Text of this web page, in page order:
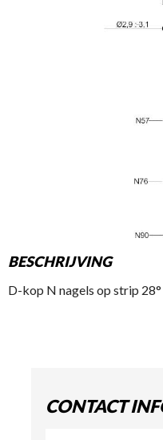
BESCHRIJVING
D-kop N nagels op strip
CONTACT